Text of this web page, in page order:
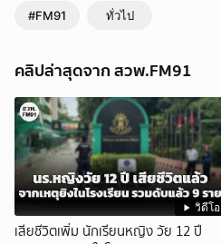
#FM91 ทั่วไป
คลิปล่าสุดจาก สวพ.FM91
วิดีโอ
เสียชีวิตเพิ่ม นักเรียนหญิง วัย 12 ปี